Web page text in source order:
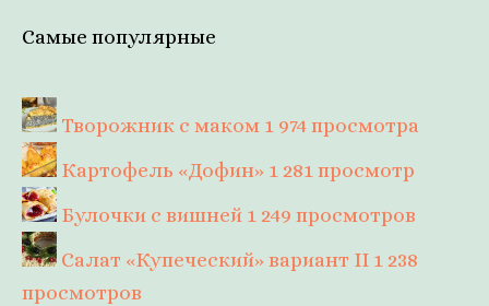
Самые популярные
Творожник с маком 1 974 просмотра
Картофель «Дофин» 1 281 просмотр
Булочки с вишней 1 249 просмотров
Салат «Купеческий» вариант II 1 238
просмотров